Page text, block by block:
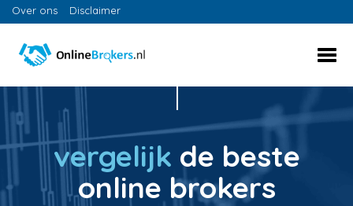
Over ons Disclaimer
vergelijk de beste
online brokers